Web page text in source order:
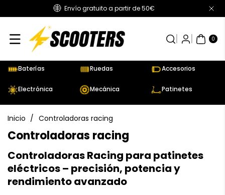
Envío gratuito a partir de 50€
0
AR
TÍC
UL
Baterías Ruedas Accesorios
Electrónica Mecánica Patinetes
Inicio / Controladoras racing
C
o
l
e
Controladoras racing
Controladoras Racing para patinetes
eléctricos – precisión, potencia y
rendimiento avanzado